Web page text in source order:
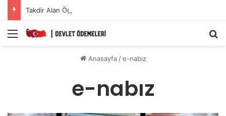
Menü
Anasayfa / e-nabız
e-nabız